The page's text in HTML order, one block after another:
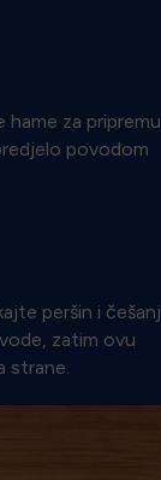
hame za pripremu
povodom
peršin i češanj
zatim ovu
strane.